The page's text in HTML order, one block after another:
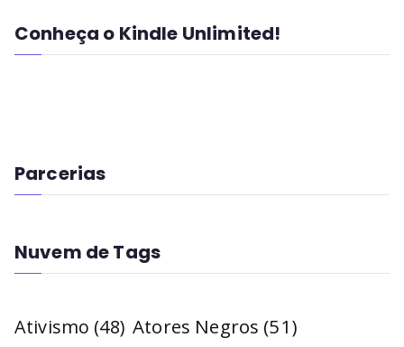
Conheça o Kindle Unlimited!
Parcerias
Nuvem de Tags
Ativismo (48) Atores Negros (51)